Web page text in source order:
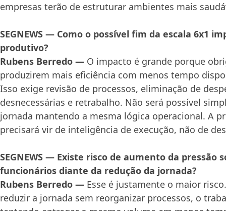
empresas terão de estruturar ambientes mais
SEGNEWS — Como o possível fim da escala 6x1
produtivo?
Rubens Berredo — O impacto é grande porque
produzirem mais eficiência com menos tempo
Isso exige revisão de processos, eliminação de
desnecessárias e retrabalho. Não será possível
jornada mantendo a mesma lógica operacional. A
precisará vir de inteligência de execução, não de
SEGNEWS — Existe risco de aumento da pressão
funcionários diante da redução da jornada?
Rubens Berredo — Esse é justamente o maior
reduzir a jornada sem reorganizar processos, o